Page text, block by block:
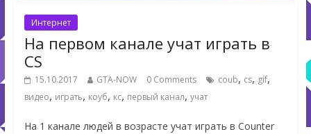
Интернет
На первом канале учат играть в
CS
15.10.2017 GTA-NOW 0 Comments coub, cs, gif,
видео, играть, коуб, кс, первый канал, учат
На 1 канале людей в возрасте учат играть в Counter